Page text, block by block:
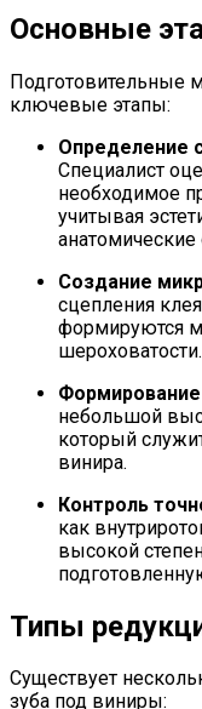
Основные
Подготовительные
ключевые этапы:
Определение
Специалист
необходимое
учитывая
анатомические
Создание
сцепления
формируются
шероховатости.
Формирование
небольшой
который
винира.
Контроль
как
высокой
Типы
Существует
зуба под виниры: